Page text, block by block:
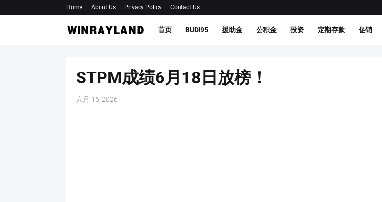
Home About Us Privacy Policy Contact Us
首页 BUDI95 援助金 公积金 投资 定期存款 促销
STPM成绩6月18日放榜！
六月 16, 2026